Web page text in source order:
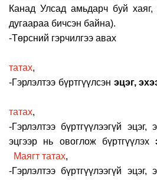
Канад Улсад амьдарч буй
дугаараа бичсэн байна).
-Төрсний
татах,
-Гэрлэлтээ бүртгүүлсэн эцэг,
татах,
-Гэрлэлтээ бүртгүүлээгүй эцэг,
эцгээр нь овоглож бүртгүүлэх
Маягт татах,
-Гэрлэлтээ бүртгүүлээгүй эцэг,